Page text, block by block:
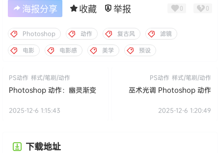
海报分享 收藏 举报 0 0
Photoshop 动作 复古风
滤镜
电影
电影感 美学 预设
PS动作 样式/笔刷/动作
Photoshop 动作：幽灵渐变
2025-12-6 1:15:43
PS动作 样式/笔刷/动作
巫术光调 Photoshop 动作
2025-12-6 1:20:49
下载地址